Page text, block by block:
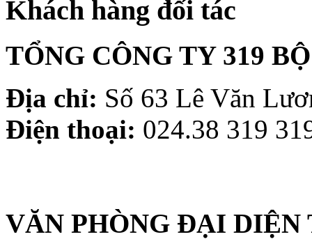
Khách hàng đối tác
TỔNG CÔNG TY 319
Địa chỉ: Số 63 Lê Văn
Điện thoại: 024.38 319
VĂN PHÒNG ĐẠI